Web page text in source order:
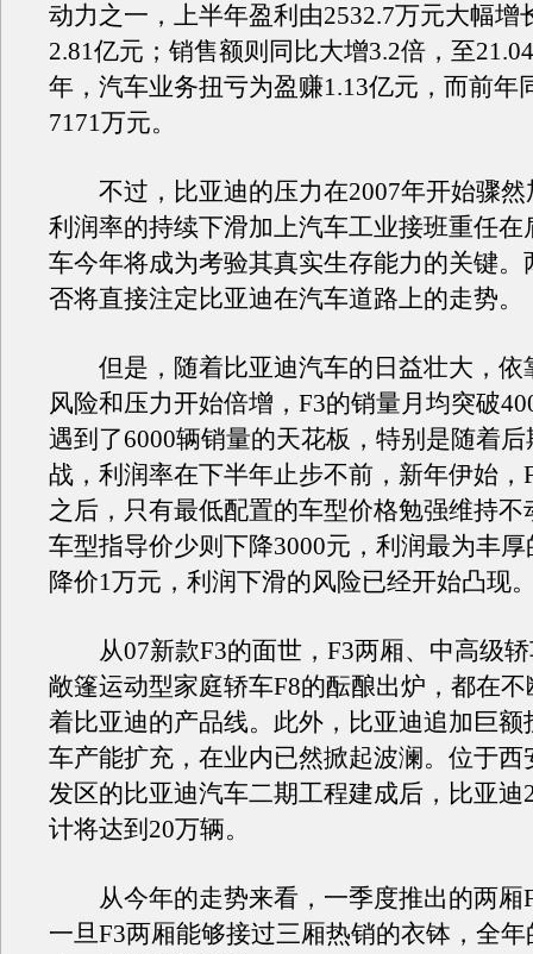
动力之一，上半年盈利由2532.7万元大幅增
2.81亿元；销售额则同比大增3.2倍，至
年，汽车业务扭亏为盈赚1.13亿元，而前年
7171万元。
不过，比亚迪的压力在2007年开始骤然
利润率的持续下滑加上汽车工业接班重任在
车今年将成为考验其真实生存能力的关键。
否将直接注定比亚迪在汽车道路上的走势。
但是，随着比亚迪汽车的日益壮大，依
风险和压力开始倍增，F3的销量月均突破
遇到了6000辆销量的天花板，特别是随着
战，利润率在下半年止步不前，新年伊始，
之后，只有最低配置的车型价格勉强维持不
车型指导价少则下降3000元，利润最为丰
降价1万元，利润下滑的风险已经开始凸现
从07新款F3的面世，F3两厢、中高级轿
敞篷运动型家庭轿车F8的酝酿出炉，都在
着比亚迪的产品线。此外，比亚迪追加巨额
车产能扩充，在业内已然掀起波澜。位于西
发区的比亚迪汽车二期工程建成后，比亚迪
计将达到20万辆。
从今年的走势来看，一季度推出的两厢
一旦F3两厢能够接过三厢热销的衣钵，全